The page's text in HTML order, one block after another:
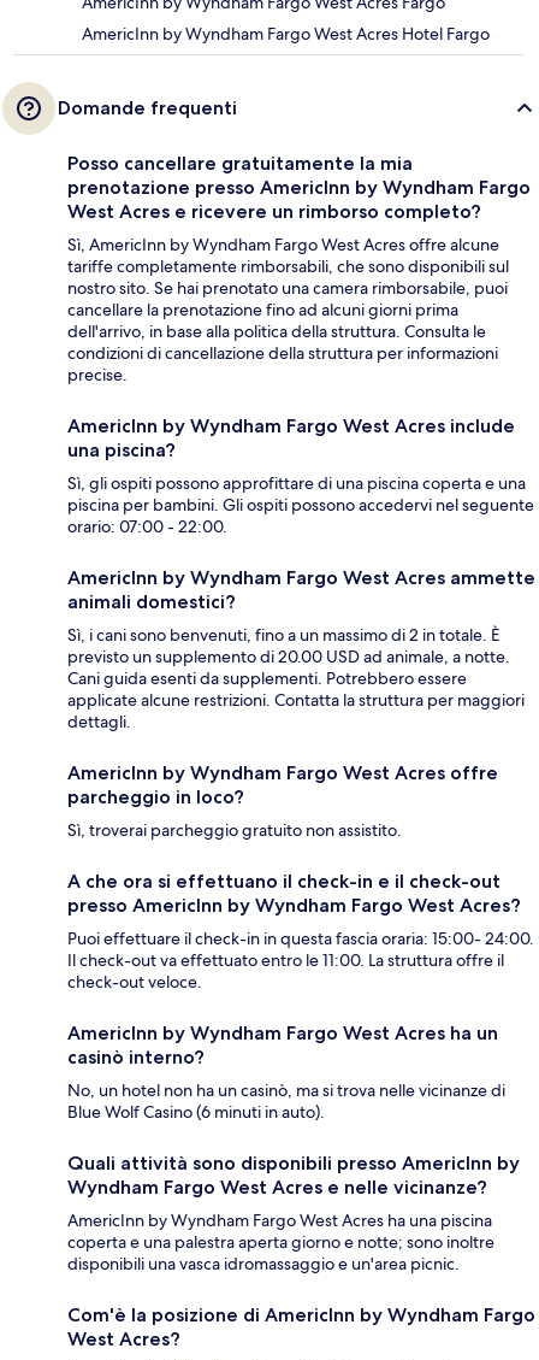
AmericInn by Wyndham Fargo West Acres Hotel Fargo
Domande frequenti
Posso cancellare gratuitamente la mia
prenotazione presso AmericInn by Wyndham Fargo
West Acres e ricevere un rimborso completo?
Sì, AmericInn by Wyndham Fargo West Acres offre alcune
tariffe completamente rimborsabili, che sono disponibili sul
nostro sito. Se hai prenotato una camera rimborsabile, puoi
cancellare la prenotazione fino ad alcuni giorni prima
dell'arrivo, in base alla politica della struttura. Consulta le
condizioni di cancellazione della struttura per informazioni
precise.
AmericInn by Wyndham Fargo West Acres include
una piscina?
Sì, gli ospiti possono approfittare di una piscina coperta e una
piscina per bambini. Gli ospiti possono accedervi nel seguente
orario: 07:00 - 22:00.
AmericInn by Wyndham Fargo West Acres ammette
animali domestici?
Sì, i cani sono benvenuti, fino a un massimo di 2 in totale. È
previsto un supplemento di 20.00 USD ad animale, a notte.
Cani guida esenti da supplementi. Potrebbero essere
applicate alcune restrizioni. Contatta la struttura per maggiori
dettagli.
AmericInn by Wyndham Fargo West Acres offre
parcheggio in loco?
Sì, troverai parcheggio gratuito non assistito.
A che ora si effettuano il check-in e il check-out
presso AmericInn by Wyndham Fargo West Acres?
Puoi effettuare il check-in in questa fascia oraria: 15:00- 24:00.
Il check-out va effettuato entro le 11:00. La struttura offre il
check-out veloce.
AmericInn by Wyndham Fargo West Acres ha un
casinò interno?
No, un hotel non ha un casinò, ma si trova nelle vicinanze di
Blue Wolf Casino (6 minuti in auto).
Quali attività sono disponibili presso AmericInn by
Wyndham Fargo West Acres e nelle vicinanze?
AmericInn by Wyndham Fargo West Acres ha una piscina
coperta e una palestra aperta giorno e notte; sono inoltre
disponibili una vasca idromassaggio e un'area picnic.
Com'è la posizione di AmericInn by Wyndham Fargo
West Acres?